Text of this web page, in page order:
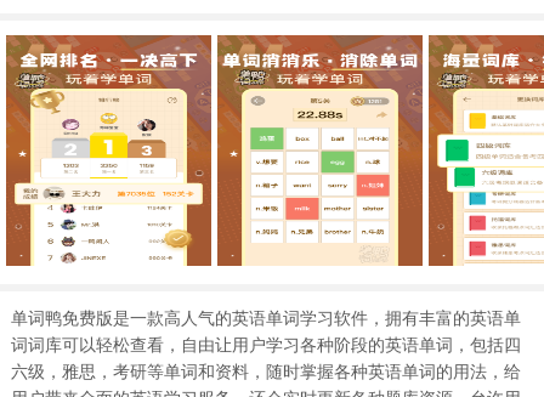
单词鸭免费版是一款高人气的英语单词学习软件，拥有丰富的英语单
词词库可以轻松查看，自由让用户学习各种阶段的英语单词，包括四
六级，雅思，考研等单词和资料，随时掌握各种英语单词的用法，给